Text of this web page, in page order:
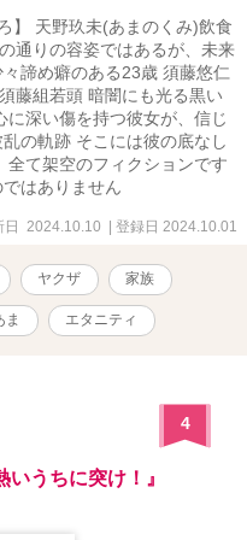
っていうケータリング業を
・・バイト先の同僚。アメリ
に通っていた時に知り合った
ている。 美咲ちゃん・・・
友達。旅行会社に勤務して
ん・・・ライルの会社の翻
】 天野玖未(あまのくみ)飲食
通りの容姿ではあるが、未来
諦め癖のある23歳 須藤悠仁
組若頭 暗闇にも光る黒い
深い傷を持つ彼女が、信じ
の軌跡 そこには彼の底なし
て架空のフィクションです
はありません
日 2024.10.10 | 登録日 2024.10.01
ヤクザ 家族
ま エタニティ
4
いうちに突け！』